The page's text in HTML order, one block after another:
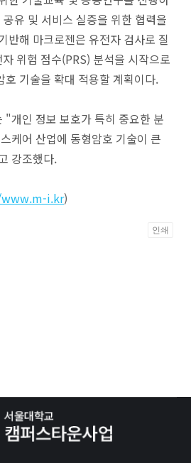
유 및 서비스 실증을 위한 협력을
반해 마크로젠은 유전자 검사로 질
위험 점수(PRS) 분석을 시작으로
호 기술을 확대 적용할 계획이다.
"개인 정보 보호가 특히 중요한 분
케어 산업에 동형암호 기술이 큰
강조했다.
i.kr)
인쇄